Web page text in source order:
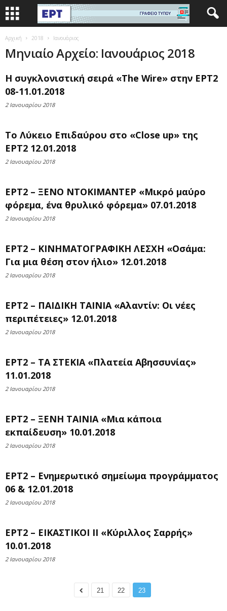
Αρχική 2018 Ιανουάριος
Μηνιαίο Αρχείο: Ιανουάριος 2018
Η συγκλονιστική σειρά «The Wire» στην ΕΡΤ2
08-11.01.2018
2 Ιανουαρίου 2018
Το Λύκειο Επιδαύρου στο «Close up» της
ΕΡΤ2 12.01.2018
2 Ιανουαρίου 2018
ΕΡΤ2 – ΞΕΝΟ ΝΤΟΚΙΜΑΝΤΕΡ «Μικρό μαύρο
φόρεμα, ένα θρυλικό φόρεμα» 07.01.2018
2 Ιανουαρίου 2018
ΕΡΤ2 – ΚΙΝΗΜΑΤΟΓΡΑΦΙΚΗ ΛΕΣΧΗ «Οσάμα:
Για μια θέση στον ήλιο» 12.01.2018
2 Ιανουαρίου 2018
ΕΡΤ2 – ΠΑΙΔΙΚΗ ΤΑΙΝΙΑ «Αλαντίν: Οι νέες
περιπέτειες» 12.01.2018
2 Ιανουαρίου 2018
ΕΡΤ2 – ΤΑ ΣΤΕΚΙΑ «Πλατεία Αβησσυνίας»
11.01.2018
2 Ιανουαρίου 2018
ΕΡΤ2 – ΞΕΝΗ ΤΑΙΝΙΑ «Μια κάποια
εκπαίδευση» 10.01.2018
2 Ιανουαρίου 2018
ΕΡΤ2 – Ενημερωτικό σημείωμα προγράμματος
06 & 12.01.2018
2 Ιανουαρίου 2018
ΕΡΤ2 – ΕΙΚΑΣΤΙΚΟΙ ΙΙ «Κύριλλος Σαρρής»
10.01.2018
2 Ιανουαρίου 2018
21 22 23